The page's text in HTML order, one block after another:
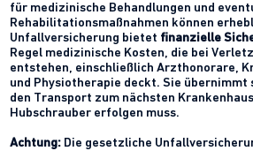
für medizinische Behandlungen und
Rehabilitationsmaßnahmen können
Unfallversicherung bietet finanzielle
Regel medizinische Kosten, die bei
entstehen, einschließlich Arzthonorare,
und Physiotherapie deckt. Sie übernimmt
den Transport zum nächsten
Hubschrauber erfolgen muss.
Achtung: Die gesetzliche